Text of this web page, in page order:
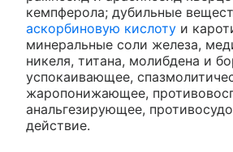
кемпферола; дубильные
аскорбиновую кислоту и
минеральные соли железа,
никеля, титана, молибдена и
успокаивающее,
жаропонижающее,
анальгезирующее,
действие.